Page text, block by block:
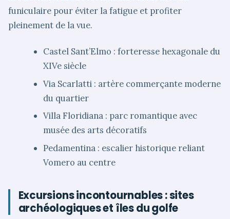
funiculaire pour éviter la fatigue et profiter
pleinement de la vue.
Castel Sant’Elmo : forteresse hexagonale du
XIVe siècle
Via Scarlatti : artère commerçante moderne
du quartier
Villa Floridiana : parc romantique avec
musée des arts décoratifs
Pedamentina : escalier historique reliant
Vomero au centre
Excursions incontournables : sites
archéologiques et îles du golfe